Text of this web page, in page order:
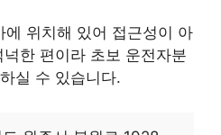
에 위치해 있어 접근성이 아
한 편이라 초보 운전자분
실 수 있습니다.